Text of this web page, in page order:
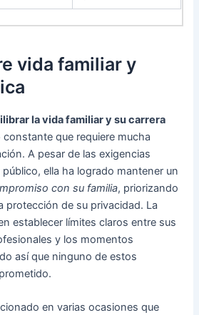
vida familiar y
la vida familiar y su carrera
que requiere mucha
A pesar de las exigencias
ella ha logrado mantener un
con su familia, priorizando
protección de su privacidad. La
establecer límites claros entre sus
y los momentos
así que ninguno de estos
en varias ocasiones que